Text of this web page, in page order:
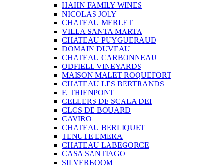
HAHN FAMILY WINES
NICOLAS JOLY
CHATEAU MERLET
VILLA SANTA MARTA
CHATEAU PUYGUERAUD
DOMAIN DUVEAU
CHATEAU CARBONNEAU
ODFIELL VINEYARDS
MAISON MALET ROQUEFORT
CHATEAU LES BERTRANDS
F. THIENPONT
CELLERS DE SCALA DEI
CLOS DE BOUARD
CAVIRO
CHATEAU BERLIQUET
TENUTE EMERA
CHATEAU LABEGORCE
CASA SANTIAGO
SILVERBOOM